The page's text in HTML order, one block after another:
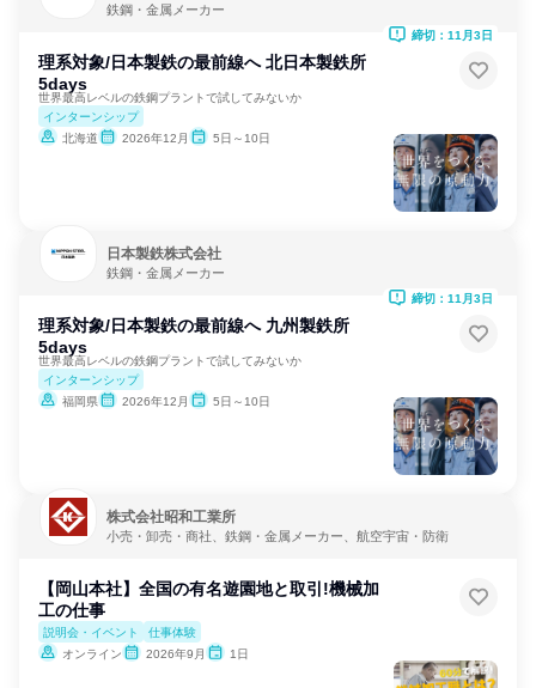
鉄鋼・金属メーカー
理系対象/日本製鉄の最前線へ 北日本製鉄所
5days
世界最高レベルの鉄鋼プラントで試してみないか
インターンシップ
北海道
2026年12月 5日～10日
締切：11月3日
日本製鉄株式会社
鉄鋼・金属メーカー
理系対象/日本製鉄の最前線へ 九州製鉄所
5days
世界最高レベルの鉄鋼プラントで試してみないか
インターンシップ
福岡県
2026年12月 5日～10日
締切：11月3日
株式会社昭和工業所
小売・卸売・商社、鉄鋼・金属メーカー、航空宇宙・防衛
【岡山本社】全国の有名遊園地と取引!機械加
工の仕事
説明会・イベント
仕事体験
オンライン
2026年9月 1日